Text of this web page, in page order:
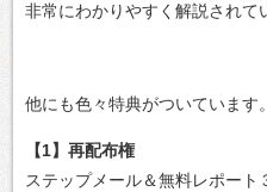
非常にわかりやすく解説されて
他にも色々特典がついています。
【1】再配布権
ステップメール＆無料レポート